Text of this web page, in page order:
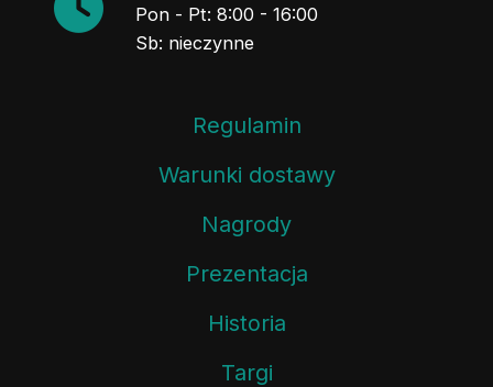
Pon - Pt: 8:00 - 16:00
Sb: nieczynne
Regulamin
Warunki dostawy
Nagrody
Prezentacja
Historia
Targi